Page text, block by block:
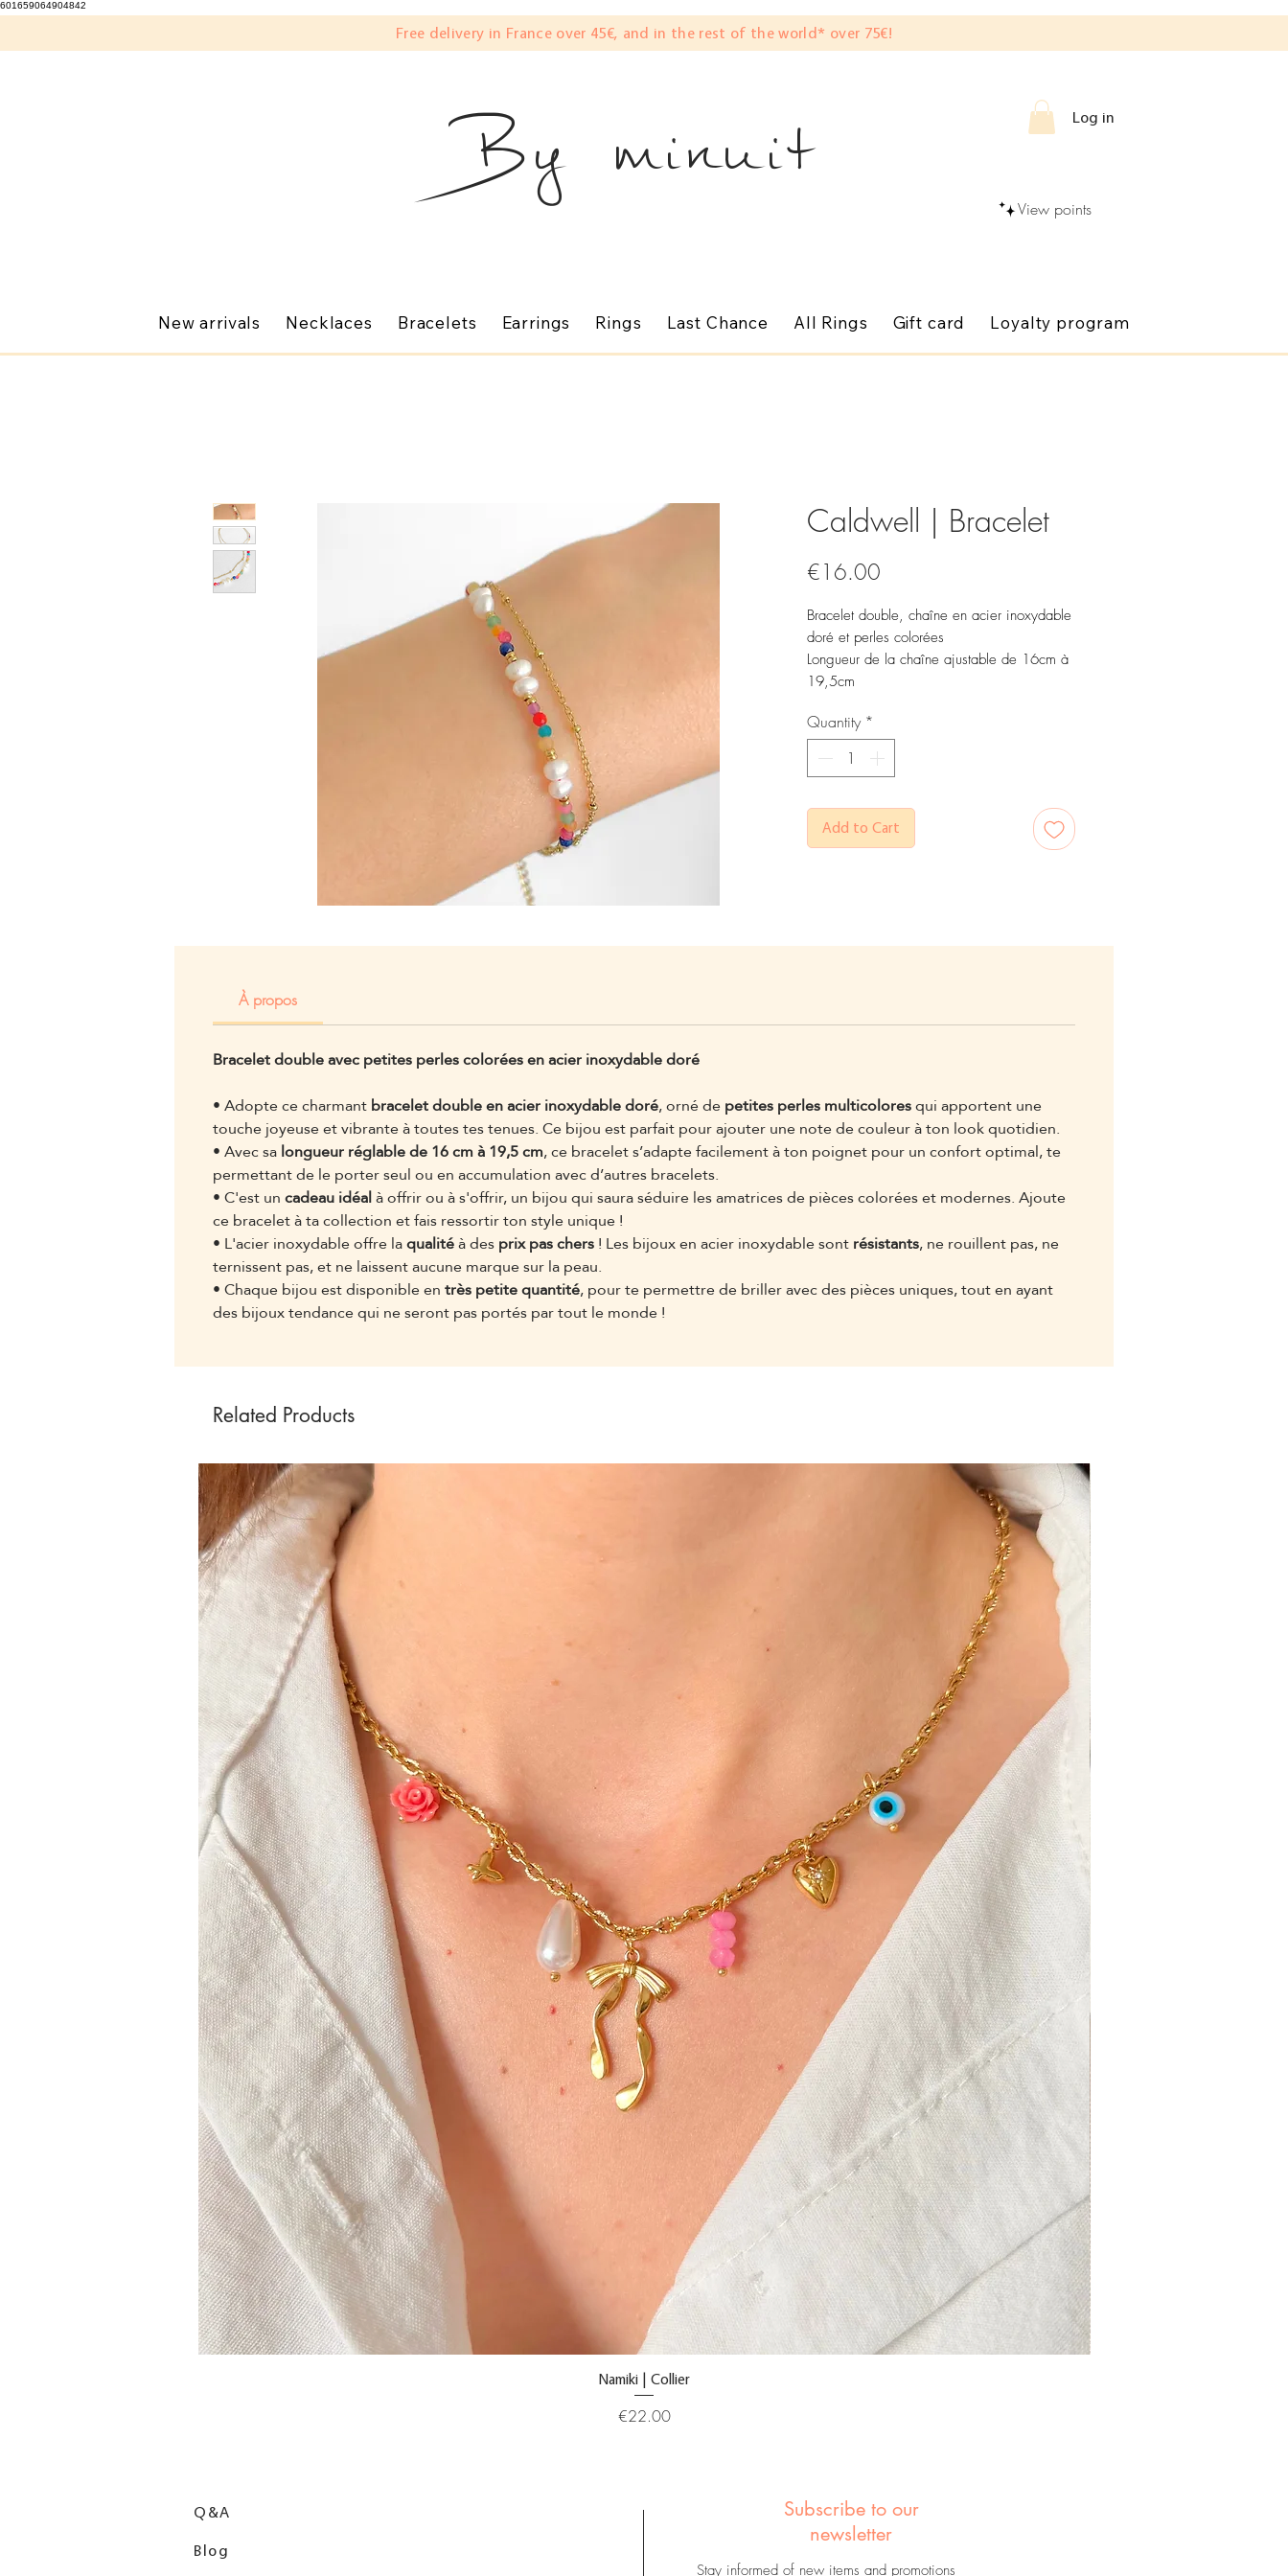
601659064904842
Free delivery in France over 45€, and in the rest of the world* over 75€!
By minuit Log in
View points
New arrivals Necklaces Bracelets Earrings Rings Last Chance All Rings Gift card Loyalty program
Caldwell | Bracelet
€16.00
Bracelet double, chaîne en acier inoxydable
doré et perles colorées
Longueur de la chaîne ajustable de 16cm à
19,5cm
Quantity *
Add to Cart
À propos
Bracelet double avec petites perles colorées en acier inoxydable doré
• Adopte ce charmantbracelet double en acier inoxydable doré, orné depetites perles multicoloresqui apportent une
touche joyeuse et vibrante à toutes tes tenues. Ce bijou est parfait pour ajouter une note de couleur à ton look quotidien.
• Avec salongueur réglable de 16 cm à 19,5 cm, ce bracelet s’adapte facilement à ton poignet pour un confort optimal, te
permettant de le porter seul ou en accumulation avec d’autres bracelets.
• C'est uncadeau idéalà offrir ou à s'offrir, un bijou qui saura séduire les amatrices de pièces colorées et modernes. Ajoute
ce bracelet à ta collection et fais ressortir ton style unique !
• L'acier inoxydable offre laqualitéà desprix pas chers! Les bijoux en acier inoxydable sontrésistants, ne rouillent pas, ne
ternissent pas, et ne laissent aucune marque sur la peau.
• Chaque bijou est disponible entrès petite quantité, pour te permettre de briller avec des pièces uniques, tout en ayant
des bijoux tendance qui ne seront pas portés par tout le monde !
Related Products
Namiki | Collier
Price
€22.00
Q&A
Blog
Subscribe to our
newsletter
Stay informed of new items and promotions